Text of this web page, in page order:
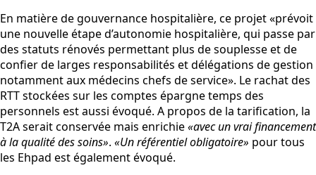
En matière de gouvernance hospitalière, ce projet «prévoit
une nouvelle étape d’autonomie hospitalière, qui passe par
des statuts rénovés permettant plus de souplesse et de
confier de larges responsabilités et délégations de gestion
notamment aux médecins chefs de service». Le rachat des
RTT stockées sur les comptes épargne temps des
personnels est aussi évoqué. A propos de la tarification, la
T2A serait conservée mais enrichie«avec un vrai financement
à la qualité des soins». «Un référentiel obligatoire» pour tous
les Ehpad est également évoqué.